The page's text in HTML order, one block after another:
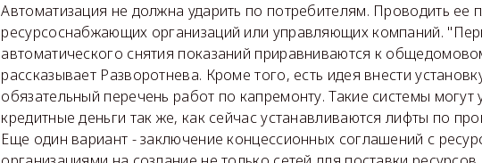
Автоматизация не должна ударить по потребителям. Проводить ее
ресурсоснабжающих организаций или управляющих компаний.
автоматического снятия показаний приравниваются к
рассказывает Разворотнева. Кроме того, есть идея внести
обязательный перечень работ по капремонту. Такие системы могут
кредитные деньги так же, как сейчас устанавливаются лифты по
Еще один вариант - заключение концессионных соглашений с